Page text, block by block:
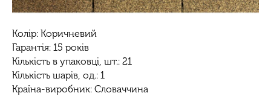
Колір: Коричневий
Гарантія: 15 років
Кількість в упаковці, шт.: 21
Кількість шарів, од.: 1
Країна-виробник: Словаччина